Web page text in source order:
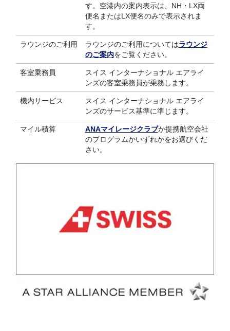
す。空港内の案内表示は、NH・LX両
便名またはLX便名のみで表示されま
す。
ラウンジのご利用 ラウンジのご利用についてはラウンジ
のご案内をご覧ください。
客室乗務員
スイス インターナショナル エアライ
ンズの客室乗務員が乗務します。
機内サービス
スイス インターナショナル エアライ
ンズのサービス基準に準じます。
マイル積算 ANAマイレージクラブか提携航空会社
のプログラムかいずれかをお選びくだ
さい。